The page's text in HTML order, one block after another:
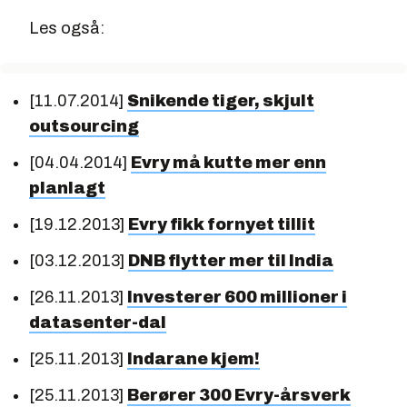
Les også:
[11.07.2014] Snikende tiger, skjult
outsourcing
[04.04.2014] Evry må kutte mer enn
planlagt
[19.12.2013] Evry fikk fornyet tillit
[03.12.2013] DNB flytter mer til India
[26.11.2013]
Investerer 600 millioner i
datasenter-dal
[25.11.2013]
Indarane kjem!
[25.11.2013] Berører 300 Evry-årsverk